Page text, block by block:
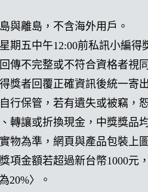
與離島，不含海外用戶。
期五中午12:00前私訊小編
傳不完整或不符合資格者視
獎者回覆正確資訊後統一寄
行保管，若有遺失或被竊，
轉讓或折換現金，中獎獎品
物為準，網頁與產品包裝上
項金額若超過新台幣1000
20%〉。